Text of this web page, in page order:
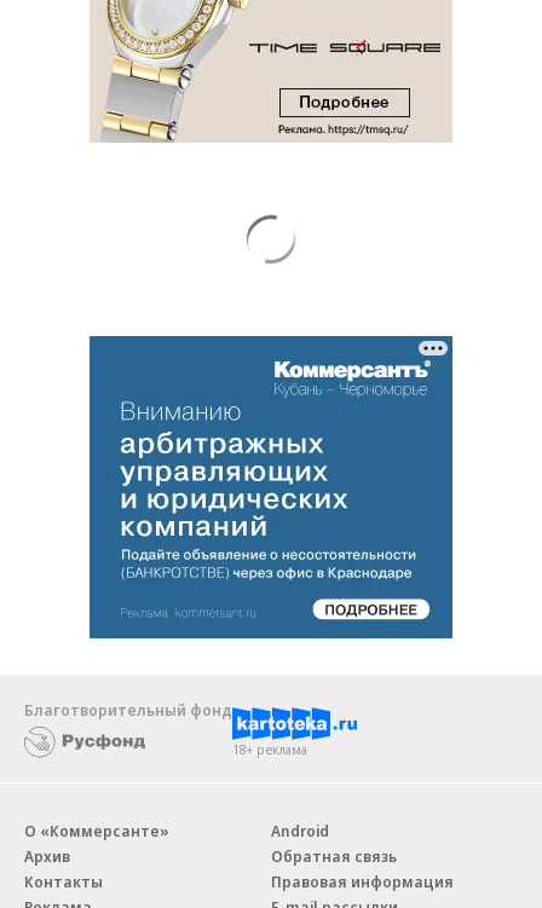
Благотворительный фонд
18+ реклама
О «Коммерсанте»
Архив
Контакты
Android
Обратная связь
Правовая информация